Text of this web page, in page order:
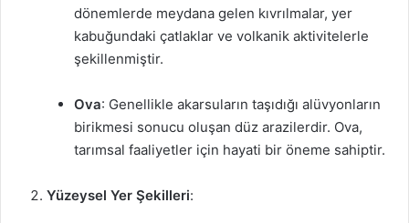
dönemlerde meydana gelen kıvrılmalar, yer
kabuğundaki çatlaklar ve volkanik aktivitelerle
şekillenmiştir.
Ova: Genellikle akarsuların taşıdığı alüvyonların
birikmesi sonucu oluşan düz arazilerdir. Ova,
tarımsal faaliyetler için hayati bir öneme sahiptir.
Yüzeysel Yer Şekilleri: